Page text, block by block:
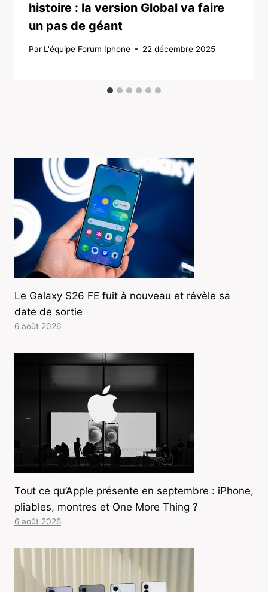
histoire : la version Global va faire
un pas de géant
Par L'équipe Forum Iphone 22 décembre 2025
Le Galaxy S26 FE fuit à nouveau et révèle sa
date de sortie
6 août 2026
Tout ce qu’Apple présente en septembre : iPhone,
pliables, montres et One More Thing ?
6 août 2026